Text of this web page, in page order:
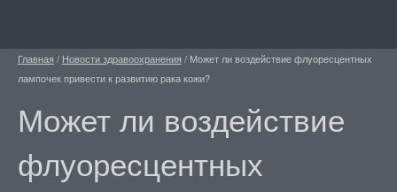
Главная / Новости здравоохранения / Может ли воздействие флуоресцентных
лампочек привести к развитию рака кожи?
Может ли воздействие
флуоресцентных